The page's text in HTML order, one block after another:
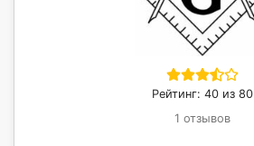
Рейтинг: 40 из 80
1 отзывов